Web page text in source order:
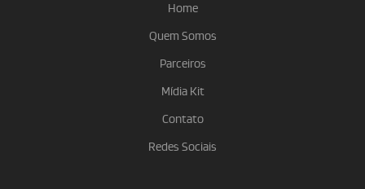
Home
Quem Somos
Parceiros
Mídia Kit
Contato
Redes Sociais